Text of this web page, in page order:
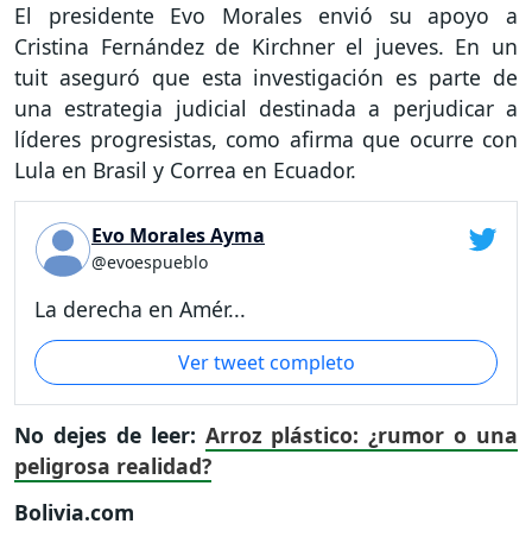
El presidente Evo Morales envió su apoyo a
Cristina Fernández de Kirchner el jueves. En un
tuit aseguró que esta investigación es parte de
una estrategia judicial destinada a perjudicar a
líderes progresistas, como afirma que ocurre con
Lula en Brasil y Correa en Ecuador.
Evo Morales Ayma
@evoespueblo
La derecha en Amér...
Ver tweet completo
No dejes de leer: Arroz plástico: ¿rumor o una
peligrosa realidad?
Bolivia.com